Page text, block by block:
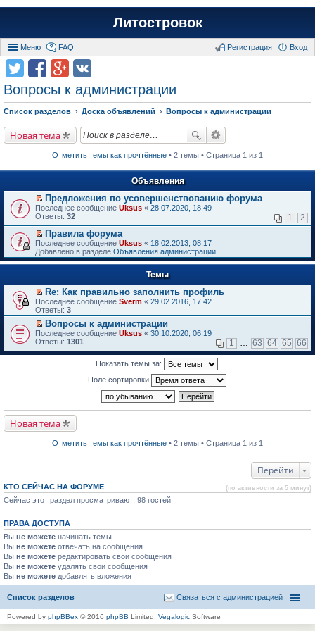
Литостровок
Меню FAQ Вход
Регистрация
Вопросы к администрации
Список разделов Доска объявлений Вопросы к администрации
Новая тема
Отметить темы как прочтённые • 2 темы • Страница 1 из 1
Объявления
П
е
е
й
т
и
к
р
в
о
м
у
н
е
п
р
н
н
о
м
щ
е
н
Предложения по усовершенствованию форума
Последнее сообщение Uksus « 28.07.2020, 18:49
Ответы: 32 1 2
П
е
р
е
т
и
к
п
е
р
в
о
м
ч
и
т
с
о
о
щ
е
н
и
ю
Правила форума
Последнее сообщение Uksus « 18.02.2013, 08:17
Добавлено в разделе Объявления администрации
Темы
П
е
р
е
й
т
и
м
у
н
е
т
а
н
о
м
у
с
о
б
щ
е
н
ю
Re: Как правильно заполнить профиль
Последнее сообщение Sverm « 29.02.2016, 17:42
Ответы: 3
П
е
е
р
в
о
р
о
ч
а
н
н
о
м
у
с
о
б
щ
е
н
Вопросы к администрации
Последнее сообщение Uksus « 30.10.2020, 06:19
Ответы: 1301 1 … 63 64 65 66
Показать темы за:
Поле сортировки
Новая тема
Отметить темы как прочтённые • 2 темы • Страница 1 из 1
Перейти
КТО СЕЙЧАС НА ФОРУМЕ (по активности за 5 минут)
Сейчас этот раздел просматривают: 98 гостей
ПРАВА ДОСТУПА
Вы не можете начинать темы
Вы не можете отвечать на сообщения
Вы не можете редактировать свои сообщения
Вы не можете удалять свои сообщения
Вы не можете добавлять вложения
Список разделов Связаться с администрацией
Powered by phpBBex © 2016 phpBB Limited, Vegalogic Software